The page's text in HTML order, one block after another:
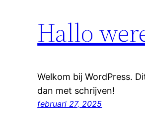
Hallo
Welkom bij WordPress.
dan met schrijven!
februari 27, 2025